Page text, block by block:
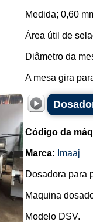
Medida; 0,60
Àrea útil de
Diâmetro da
A mesa gira
Código da
Marca: Imaaj
Dosadora para
Maquina
Modelo DSV.